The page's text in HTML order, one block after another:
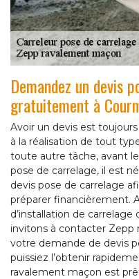
Demandez un devis
gratuitement à
Avoir un devis est
à la réalisation de tout
toute autre tâche, avant
pose de carrelage, il est
devis pose de carrelage
préparer financièrement.
d’installation de carrelage
invitons à contacter Zepp
votre demande de devis
puissiez l’obtenir
ravalement maçon est